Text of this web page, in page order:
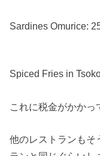
Sardines Omurice:
Spiced Fries in
これに税金がかかっ
他のレストランもそ